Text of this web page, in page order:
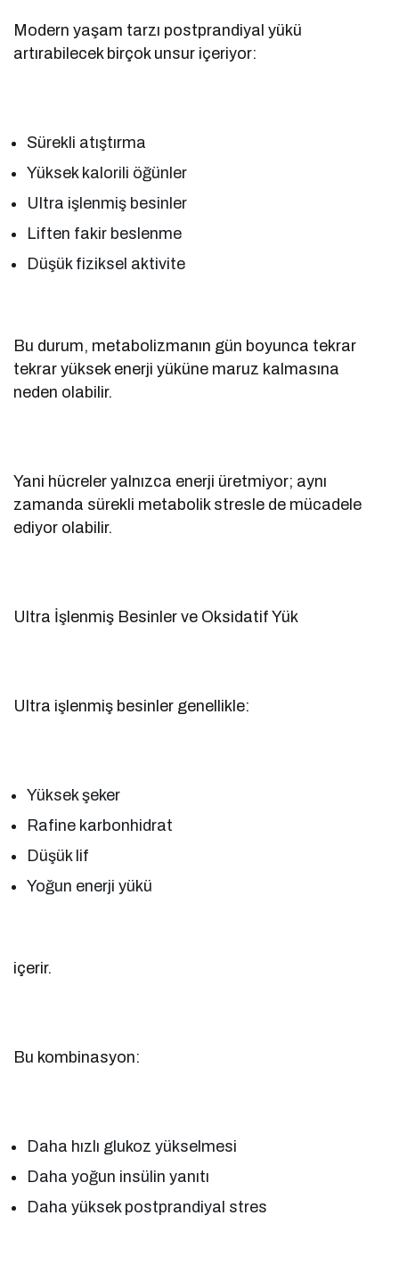
Modern yaşam tarzı postprandiyal yükü
artırabilecek birçok unsur içeriyor:
Sürekli atıştırma
Yüksek kalorili öğünler
Ultra işlenmiş besinler
Liften fakir beslenme
Düşük fiziksel aktivite
Bu durum, metabolizmanın gün boyunca tekrar
tekrar yüksek enerji yüküne maruz kalmasına
neden olabilir.
Yani hücreler yalnızca enerji üretmiyor; aynı
zamanda sürekli metabolik stresle de mücadele
ediyor olabilir.
Ultra İşlenmiş Besinler ve Oksidatif Yük
Ultra işlenmiş besinler genellikle:
Yüksek şeker
Rafine karbonhidrat
Düşük lif
Yoğun enerji yükü
içerir.
Bu kombinasyon:
Daha hızlı glukoz yükselmesi
Daha yoğun insülin yanıtı
Daha yüksek postprandiyal stres